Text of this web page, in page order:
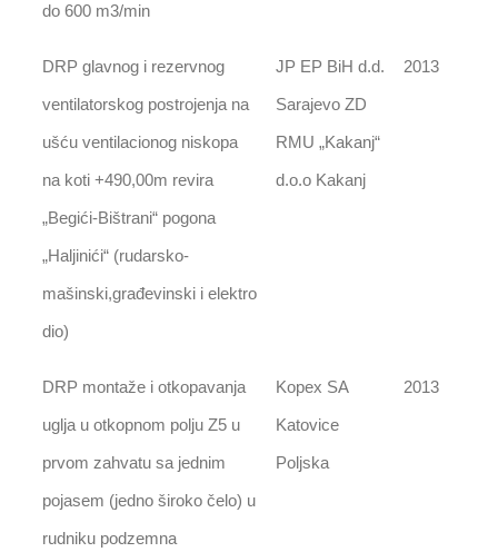
do 600 m3/min
DRP glavnog i rezervnog
ventilatorskog postrojenja na
ušću ventilacionog niskopa
na koti +490,00m revira
„Begići-Bištrani“ pogona
„Haljinići“ (rudarsko-
mašinski,građevinski i elektro
dio)
JP EP BiH d.d.
Sarajevo ZD
RMU „Kakanj“
d.o.o Kakanj
2013
DRP montaže i otkopavanja
uglja u otkopnom polju Z5 u
prvom zahvatu sa jednim
pojasem (jedno široko čelo) u
rudniku podzemna
Kopex SA
Katovice
Poljska
2013